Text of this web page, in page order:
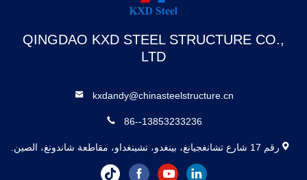
QINGDAO KXD STEEL STRUCTURE CO.,
LTD
kxdandy@chinasteelstructure.cn
86--13853233236
رقم 17 شارع تشانغجيانغ، بينغدو، تشينغداو، مقاطعة شاندونغ، الصين.